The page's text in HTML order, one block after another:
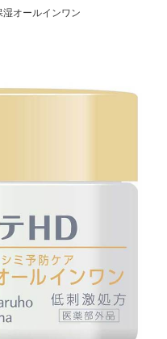
オールインワン